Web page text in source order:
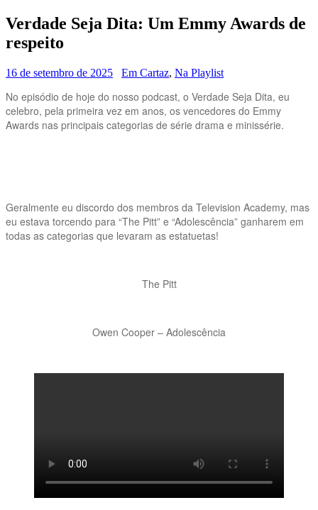
Verdade Seja Dita: Um Emmy Awards de
respeito
16 de setembro de 2025 Em Cartaz, Na Playlist
No episódio de hoje do nosso podcast, o Verdade Seja Dita, eu
celebro, pela primeira vez em anos, os vencedores do Emmy
Awards nas principais categorias de série drama e minissérie.
Geralmente eu discordo dos membros da Television Academy, mas
eu estava torcendo para “The Pitt” e “Adolescência” ganharem em
todas as categorias que levaram as estatuetas!
The Pitt
Owen Cooper – Adolescência